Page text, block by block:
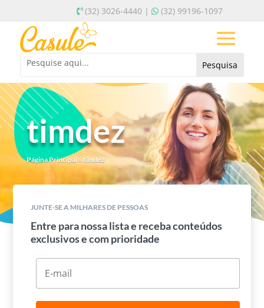
(32) 3026-4440 | (32) 99196-1097
timdez
Página Principal» timdez
JUNTE-SE A MILHARES DE PESSOAS
Entre para nossa lista e receba conteúdos
exclusivos e com prioridade